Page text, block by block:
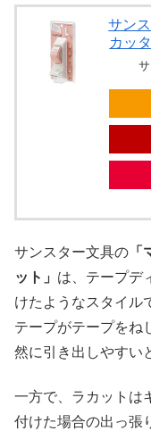
サン
カッ
サンスター文具の
ット」 は、テープデ
けたようなスタイル
テープがテープをね
然に引き出しやすい
一方で、ラカットは
付けた場合の出っ張